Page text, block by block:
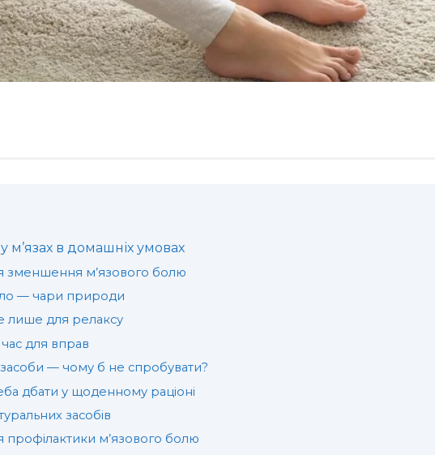
м’язах в домашніх умовах
зменшення м’язового болю
— чари природи
лише для релаксу
для вправ
засоби — чому б не спробувати?
дбати у щоденному раціоні
засобів
профілактики м’язового болю